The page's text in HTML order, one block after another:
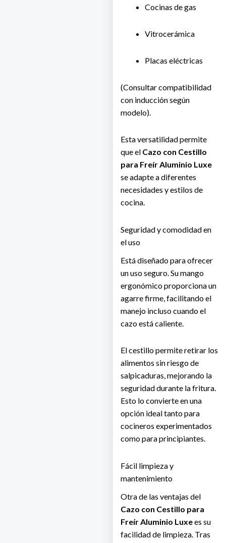
Cocinas de gas
Vitrocerámica
Placas eléctricas
(Consultar compatibilidad
con inducción según
modelo).
Esta versatilidad permite
que el Cazo con Cestillo
para Freír Aluminio Luxe
se adapte a diferentes
necesidades y estilos de
cocina.
Seguridad y comodidad en
el uso
Está diseñado para ofrecer
un uso seguro. Su mango
ergonómico proporciona un
agarre firme, facilitando el
manejo incluso cuando el
cazo está caliente.
El cestillo permite retirar los
alimentos sin riesgo de
salpicaduras, mejorando la
seguridad durante la fritura.
Esto lo convierte en una
opción ideal tanto para
cocineros experimentados
como para principiantes.
Fácil limpieza y
mantenimiento
Otra de las ventajas del
Cazo con Cestillo para
Freír Aluminio Luxees su
facilidad de limpieza. Tras